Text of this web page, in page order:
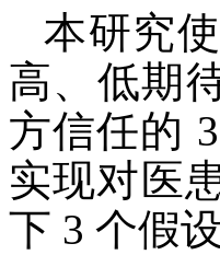
本研究
高、低期
方信任的
实现对医
下 3 个假设